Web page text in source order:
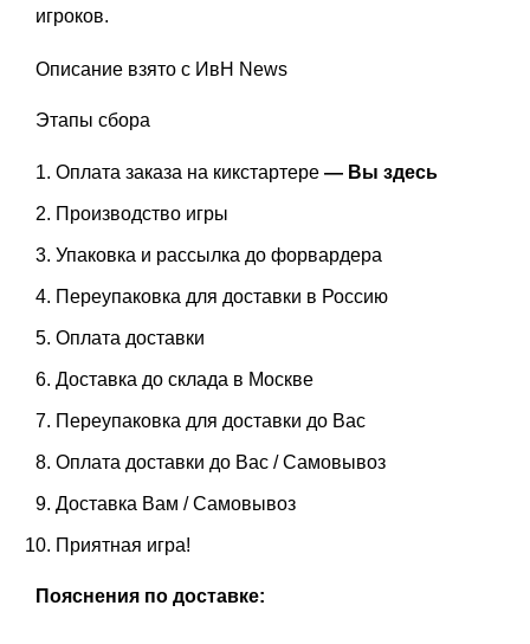
игроков.
Описание взято с ИвН News
Этапы сбора
Оплата заказа на кикстартере — Вы здесь
Производство игры
Упаковка и рассылка до форвардера
Переупаковка для доставки в Россию
Оплата доставки
Доставка до склада в Москве
Переупаковка для доставки до Вас
Оплата доставки до Вас / Самовывоз
Доставка Вам / Самовывоз
Приятная игра!
Пояснения по доставке: